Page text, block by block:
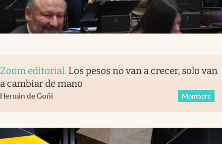
Zoom editorial. Los pesos no van a crecer, solo van
a cambiar de mano
Hernán de Goñi Members